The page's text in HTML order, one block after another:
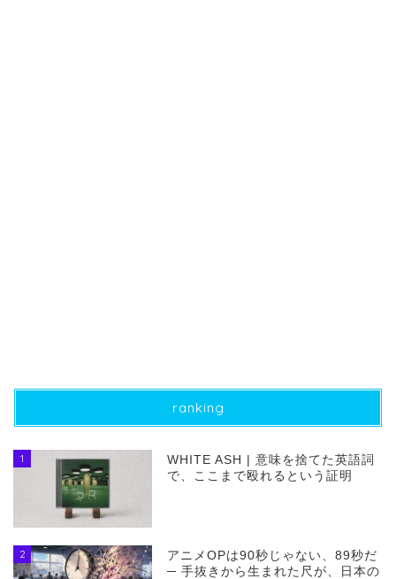
ranking
1
WHITE ASH | 意味を捨てた英語詞
で、ここまで殴れるという証明
2
アニメOPは90秒じゃない、89秒だ
─ 手抜きから生まれた尺が、日本の